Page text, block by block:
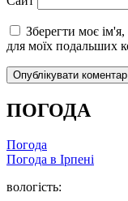
Зберегти моє
для моїх подальших
ПОГОДА
Погода
Погода в Ірпені
вологість: